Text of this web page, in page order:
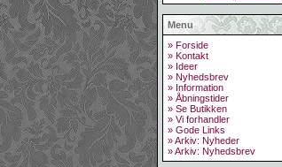
Menu
» Forside
» Kontakt
» Ideer
» Nyhedsbrev
» Information
» Åbningstider
» Se Butikken
» Vi forhandler
» Gode Links
» Arkiv: Nyheder
» Arkiv: Nyhedsbrev